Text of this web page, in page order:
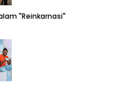
"Reinkarnasi"